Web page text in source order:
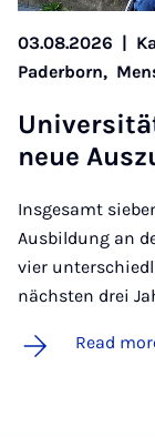
03.08.2026 |
Paderborn,
neue
Insgesamt
Ausbildung an
vier
nächsten drei
Read